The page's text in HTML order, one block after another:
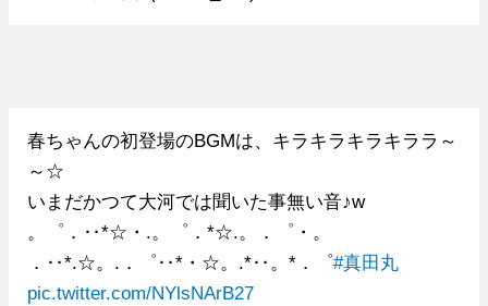
春ちゃんの初登場のBGMは、キラキラキラキララ～
～☆
いまだかつて大河では聞いた事無い音♪w
。゜．‥*☆・.。゜．*☆.。．゜・。
．‥*.☆。.．゜‥*・☆。.*‥。*．゜#真田丸
pic.twitter.com/NYlsNArB27